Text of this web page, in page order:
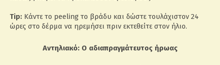
Tip: Κάντε το peeling το βράδυ και δώστε τουλάχιστον 24
ώρες στο δέρμα να ηρεμήσει πριν εκτεθείτε στον ήλιο.
Αντηλιακό: Ο αδιαπραγμάτευτος ήρωας